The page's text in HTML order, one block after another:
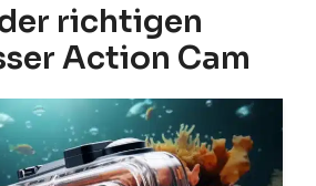
richtigen
Action Cam